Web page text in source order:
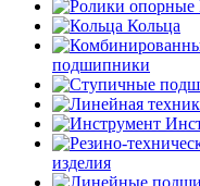
Кольца
подшипники
изделия